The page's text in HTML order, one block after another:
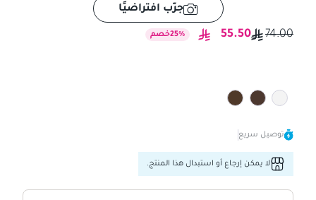
جرّب افتراضيًا
74.00
55.50
25% خصم
توصيل سريع
لا يمكن إرجاع أو استبدال هذا المنتج.